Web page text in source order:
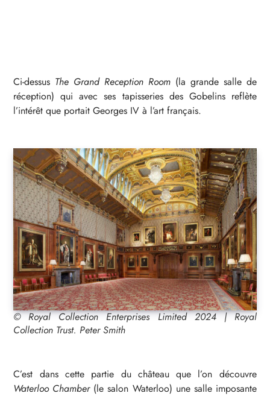
Ci-dessus The Grand Reception Room (la grande salle de
réception) qui avec ses tapisseries des Gobelins reflète
l’intérêt que portait Georges IV à l’art français.
© Royal Collection Enterprises Limited 2024 | Royal
Collection Trust. Peter Smith
C’est dans cette partie du château que l’on découvre
Waterloo Chamber(le salon Waterloo) une salle imposante